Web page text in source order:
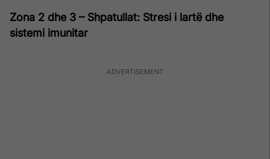
Zona 2 dhe 3 – Shpatullat: Stresi i lartë dhe
sistemi imunitar